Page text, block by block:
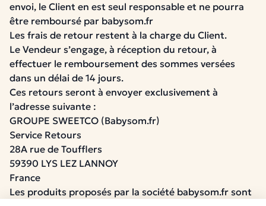
envoi, le Client en est seul responsable et ne pourra
être remboursé par babysom.fr
Les frais de retour restent à la charge du Client.
Le Vendeur s’engage, à réception du retour, à
effectuer le remboursement des sommes versées
dans un délai de 14 jours.
Ces retours seront à envoyer exclusivement à
l’adresse suivante :
GROUPE SWEETCO (Babysom.fr)
Service Retours
28A rue de Toufflers
59390 LYS LEZ LANNOY
France
Les produits proposés par la société babysom.fr sont